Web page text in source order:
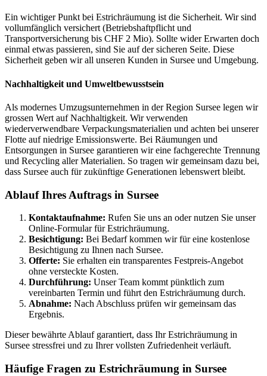
Ein wichtiger Punkt bei Estrichräumung ist die Sicherheit. Wir sind
vollumfänglich versichert (Betriebshaftpflicht und
Transportversicherung bis CHF 2 Mio). Sollte wider Erwarten doch
einmal etwas passieren, sind Sie auf der sicheren Seite. Diese
Sicherheit geben wir all unseren Kunden in Sursee und Umgebung.
Nachhaltigkeit und Umweltbewusstsein
Als modernes Umzugsunternehmen in der Region Sursee legen wir
grossen Wert auf Nachhaltigkeit. Wir verwenden
wiederverwendbare Verpackungsmaterialien und achten bei unserer
Flotte auf niedrige Emissionswerte. Bei Räumungen und
Entsorgungen in Sursee garantieren wir eine fachgerechte Trennung
und Recycling aller Materialien. So tragen wir gemeinsam dazu bei,
dass Sursee auch für zukünftige Generationen lebenswert bleibt.
Ablauf Ihres Auftrags in Sursee
Kontaktaufnahme: Rufen Sie uns an oder nutzen Sie unser
Online-Formular für Estrichräumung.
Besichtigung: Bei Bedarf kommen wir für eine kostenlose
Besichtigung zu Ihnen nach Sursee.
Offerte: Sie erhalten ein transparentes Festpreis-Angebot
ohne versteckte Kosten.
Durchführung: Unser Team kommt pünktlich zum
vereinbarten Termin und führt den Estrichräumung durch.
Abnahme: Nach Abschluss prüfen wir gemeinsam das
Ergebnis.
Dieser bewährte Ablauf garantiert, dass Ihr Estrichräumung in
Sursee stressfrei und zu Ihrer vollsten Zufriedenheit verläuft.
Häufige Fragen zu Estrichräumung in Sursee